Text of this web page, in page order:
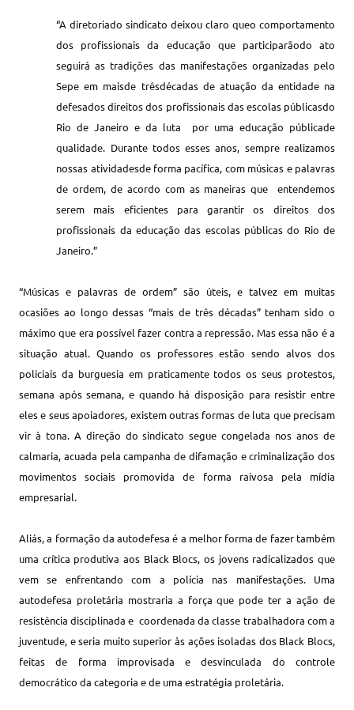
“Adiretoriadosindicato deixou claro queo comportamento
dos profissionais da educação que participarãodoato
seguirá as tradições das manifestações organizadas pelo
Sepe em maisde trêsdécadasde atuação da entidade na
defesadosdireitosdos profissionais das escolas públicasdo
Rio de Janeiro eda luta por uma educação públicade
qualidade. Durante todos esses anos, sempre realizamos
nossas atividadesde forma pacífica, com músicas e palavras
deordem, de acordo com as maneiras que
entendemos
serem mais eficientes para garantir os direitosdos
profissionais da educação das escolas públicasdo Rio de
Janeiro.”
“Músicas e palavras de ordem” são úteis, e talvez em muitas
ocasiões ao longo dessas “mais de três décadas” tenham sido o
máximo que era possível fazer contra a repressão. Mas essa não é a
situação atual. Quando os professores estão sendo alvos dos
policiais da burguesia em praticamente todos os seus protestos,
semana após semana, e quando há disposição para resistir entre
eles e seus apoiadores, existem outras formas de luta que precisam
vir à tona. A direção do sindicato segue congelada nos anos de
calmaria, acuada pela campanha de difamação e criminalização dos
movimentos sociais promovida de forma raivosa pela mídia
empresarial.
Aliás, a formação da autodefesa é a melhor forma de fazer também
uma crítica produtiva aos Black Blocs, os jovens radicalizados que
vem se enfrentando com a polícia nas manifestações. Uma
autodefesa proletária mostraria a força que pode ter a ação de
resistência disciplinada e coordenada da classe trabalhadora com a
juventude, e seria muito superior às ações isoladas dos Black Blocs,
feitas de forma improvisada e desvinculada do controle
democrático da categoria e de uma estratégia proletária.